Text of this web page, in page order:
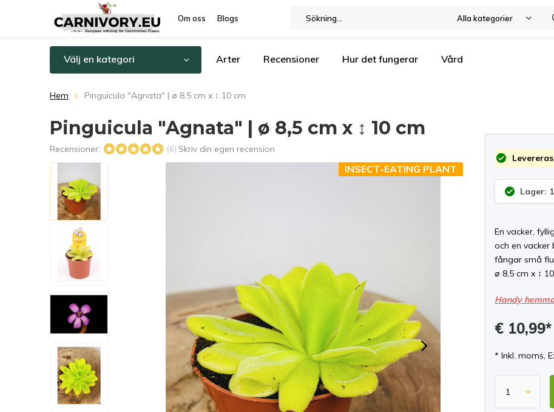
Om oss Blogs Alla kategorier
Välj en kategori Arter Recensioner Hur det fungerar Vård
Hem Pinguicula "Agnata" | ø 8,5 cm x ↕ 10 cm
Pinguicula "Agnata" | ø 8,5 cm x ↕ 10 cm
Recensioner: (6) Skriv din egen recension
INSECT-EATING PLANT
Lager:
En vacker,
och en
fångar små
ø 8,5 cm x ↕
Handy
€ 10,99*
* Inkl. moms,